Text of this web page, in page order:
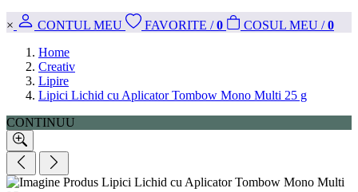
× CONTUL MEU FAVORITE / 0 COSUL MEU / 0
Home
Creativ
Lipire
Lipici Lichid cu Aplicator Tombow Mono Multi 25 g
CONTINUU